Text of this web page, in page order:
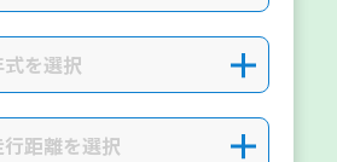
式を選択 ＋
行距離を選択 ＋